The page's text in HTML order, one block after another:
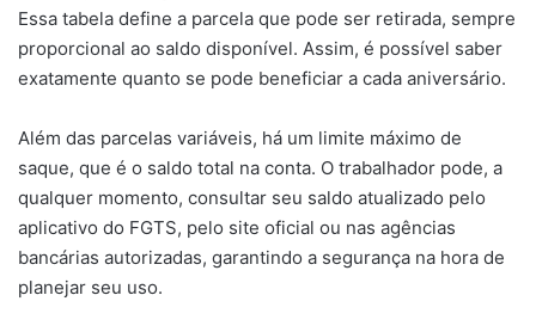
Essa tabela define a parcela que pode ser retirada, sempre
proporcional ao saldo disponível. Assim, é possível saber
exatamente quanto se pode beneficiar a cada aniversário.
Além das parcelas variáveis, há um limite máximo de
saque, que é o saldo total na conta. O trabalhador pode, a
qualquer momento, consultar seu saldo atualizado pelo
aplicativo do FGTS, pelo site oficial ou nas agências
bancárias autorizadas, garantindo a segurança na hora de
planejar seu uso.